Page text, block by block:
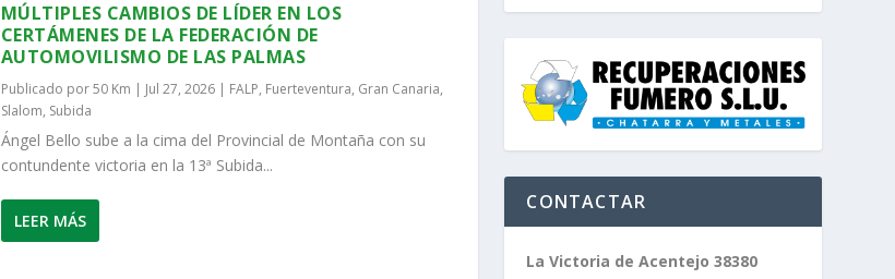
MÚLTIPLES CAMBIOS DE LÍDER EN LOS
CERTÁMENES DE LA FEDERACIÓN DE
AUTOMOVILISMO DE LAS PALMAS
Publicado por50 Km | Jul 27, 2026| FALP, Fuerteventura, Gran Canaria,
Slalom, Subida
Ángel Bello sube a la cima del Provincial de Montaña con su
contundente victoria en la 13ª Subida...
LEER MÁS
CONTACTAR
La Victoria de Acentejo 38380